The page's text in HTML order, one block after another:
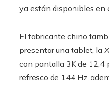
ya están disponibles en
El fabricante chino
presentar una tablet, la
con pantalla 3K de 12,4
refresco de 144 Hz,